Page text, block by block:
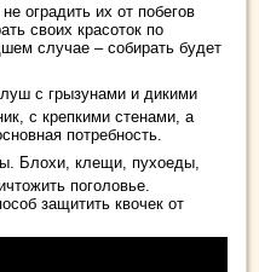
оградить их от побегов
своих красоток по
случае – собирать будет
с грызунами и дикими
с крепкими стенами, а
потребность.
Блохи, клещи, пухоеды,
поголовье.
защитить квочек от